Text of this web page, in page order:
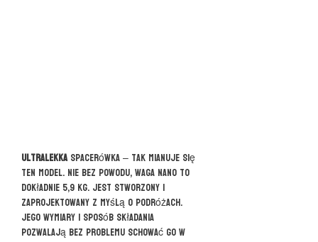
Ultralekkaspacerówka – tak mianuje się
ten model. Nie bez powodu, waga Nano to
dokładnie 5,9 kg. Jest stworzony i
zaprojektowany z myślą o podróżach.
Jego wymiary i sposób składania
pozwalają bez problemu schować go w